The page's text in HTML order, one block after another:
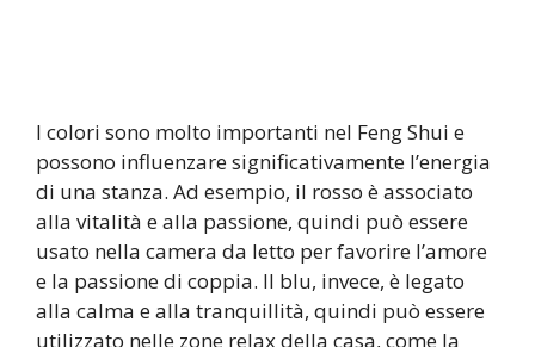
I colori sono molto importanti nel Feng Shui e
possono influenzare significativamente l’energia
di una stanza. Ad esempio, il rosso è associato
alla vitalità e alla passione, quindi può essere
usato nella camera da letto per favorire l’amore
e la passione di coppia. Il blu, invece, è legato
alla calma e alla tranquillità, quindi può essere
utilizzato nelle zone relax della casa, come la